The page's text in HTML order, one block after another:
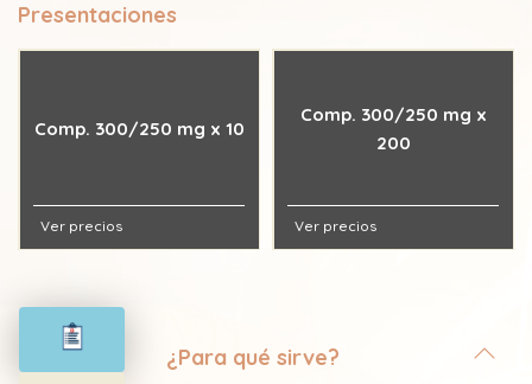
Presentaciones
Comp. 300/250 mg x 10
Ver precios
Comp. 300/250 mg x
200
Ver precios
¿Para qué sirve?